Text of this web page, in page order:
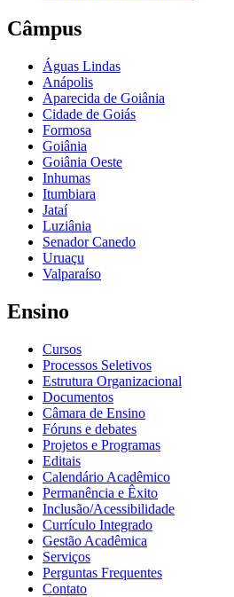
Câmpus
Águas Lindas
Anápolis
Aparecida de Goiânia
Cidade de Goiás
Formosa
Goiânia
Goiânia Oeste
Inhumas
Itumbiara
Jataí
Luziânia
Senador Canedo
Uruaçu
Valparaíso
Ensino
Cursos
Processos Seletivos
Estrutura Organizacional
Documentos
Câmara de Ensino
Fóruns e debates
Projetos e Programas
Editais
Calendário Acadêmico
Permanência e Êxito
Inclusão/Acessibilidade
Currículo Integrado
Gestão Acadêmica
Serviços
Perguntas Frequentes
Contato